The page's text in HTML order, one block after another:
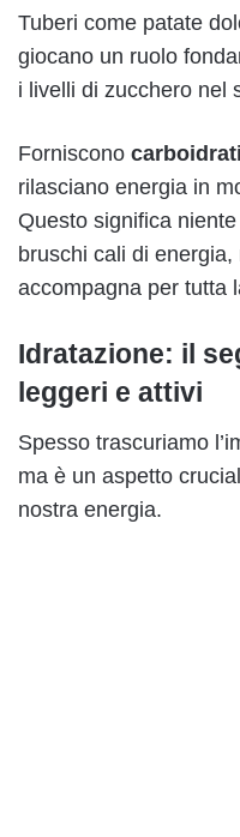
Tuberi come patate
giocano un ruolo
i livelli di zucchero nel
Forniscono
rilasciano energia in
Questo significa
bruschi cali di
accompagna per tutta
Idratazione: il
leggeri e attivi
Spesso trascuriamo
ma è un aspetto
nostra energia.